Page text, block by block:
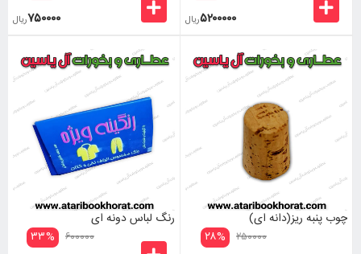
۵۲۰۰۰۰۰ریال ۷۵۰۰۰۰ریال
چوب پنبه ریز(دانه ای)
۲۵۰۰۰۰ ۲۸%
رنگ لباس دونه ای
۶۰۰۰۰۰ ۳۳%